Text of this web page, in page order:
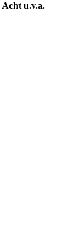
Acht u.v.a.